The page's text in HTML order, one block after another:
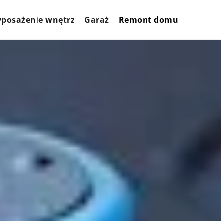
wnętrz Garaż Remont domu